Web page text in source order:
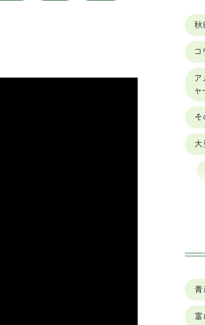
秋
コ
ア
ャ
そ
大
青
富